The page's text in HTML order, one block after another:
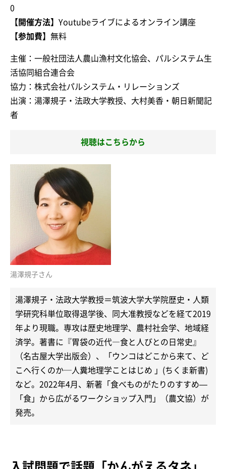
0
【開催方法】 Youtubeライブによるオンライン講座
【参加費】 無料
主催：一般社団法人農山漁村文化協会、パルシステム生
活協同組合連合会
協力：株式会社パルシステム・リレーションズ
出演：湯澤規子・法政大学教授、大村美香・朝日新聞記
者
視聴はこちらから
湯澤規子さん
湯澤規子・法政大学教授＝筑波大学大学院歴史・人類
学研究科単位取得退学後、同大准教授などを経て2019
年より現職。専攻は歴史地理学、農村社会学、地域経
済学。著書に『胃袋の近代―食と人びとの日常史』
（名古屋大学出版会）、「ウンコはどこから来て、ど
こへ行くのか─人糞地理学ことはじめ 」(ちくま新書)
など。2022年4月、新著「食べものがたりのすすめ—
「食」から広がるワークショップ入門」（農文協）が
発売。